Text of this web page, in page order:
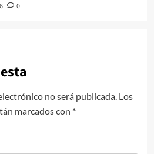
0
no será publicada. Los
marcados con *